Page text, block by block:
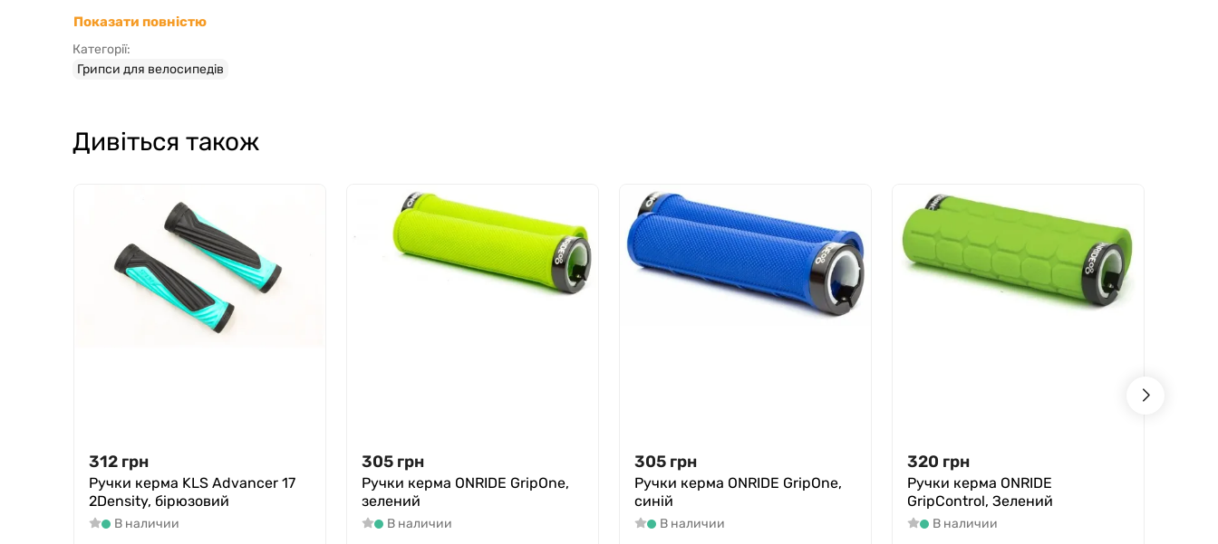
Показати повністю
Категорії:
Грипси для велосипедів
Дивіться також
312 грн
Ручки керма KLS Advancer 17
2Density, бірюзовий
В наличии
305 грн
Ручки керма ONRIDE GripOne,
зелений
В наличии
305 грн
Ручки керма ONRIDE GripOne,
синій
В наличии
320 грн
Ручки керма ONRIDE
GripControl, Зелений
В наличии